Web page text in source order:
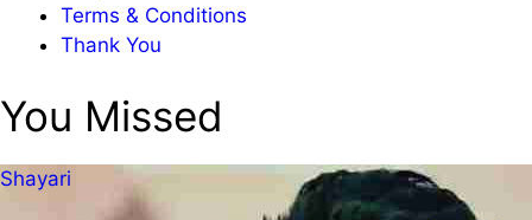
Terms & Conditions
Thank You
You Missed
Shayari